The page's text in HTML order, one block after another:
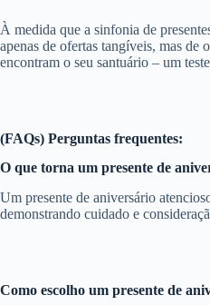
À medida que a sinfonia de
apenas de ofertas tangíveis, mas de
encontram o seu santuário – um
(FAQs) Perguntas frequentes:
O que torna um presente de
Um presente de aniversário
demonstrando cuidado e
Como escolho um presente de